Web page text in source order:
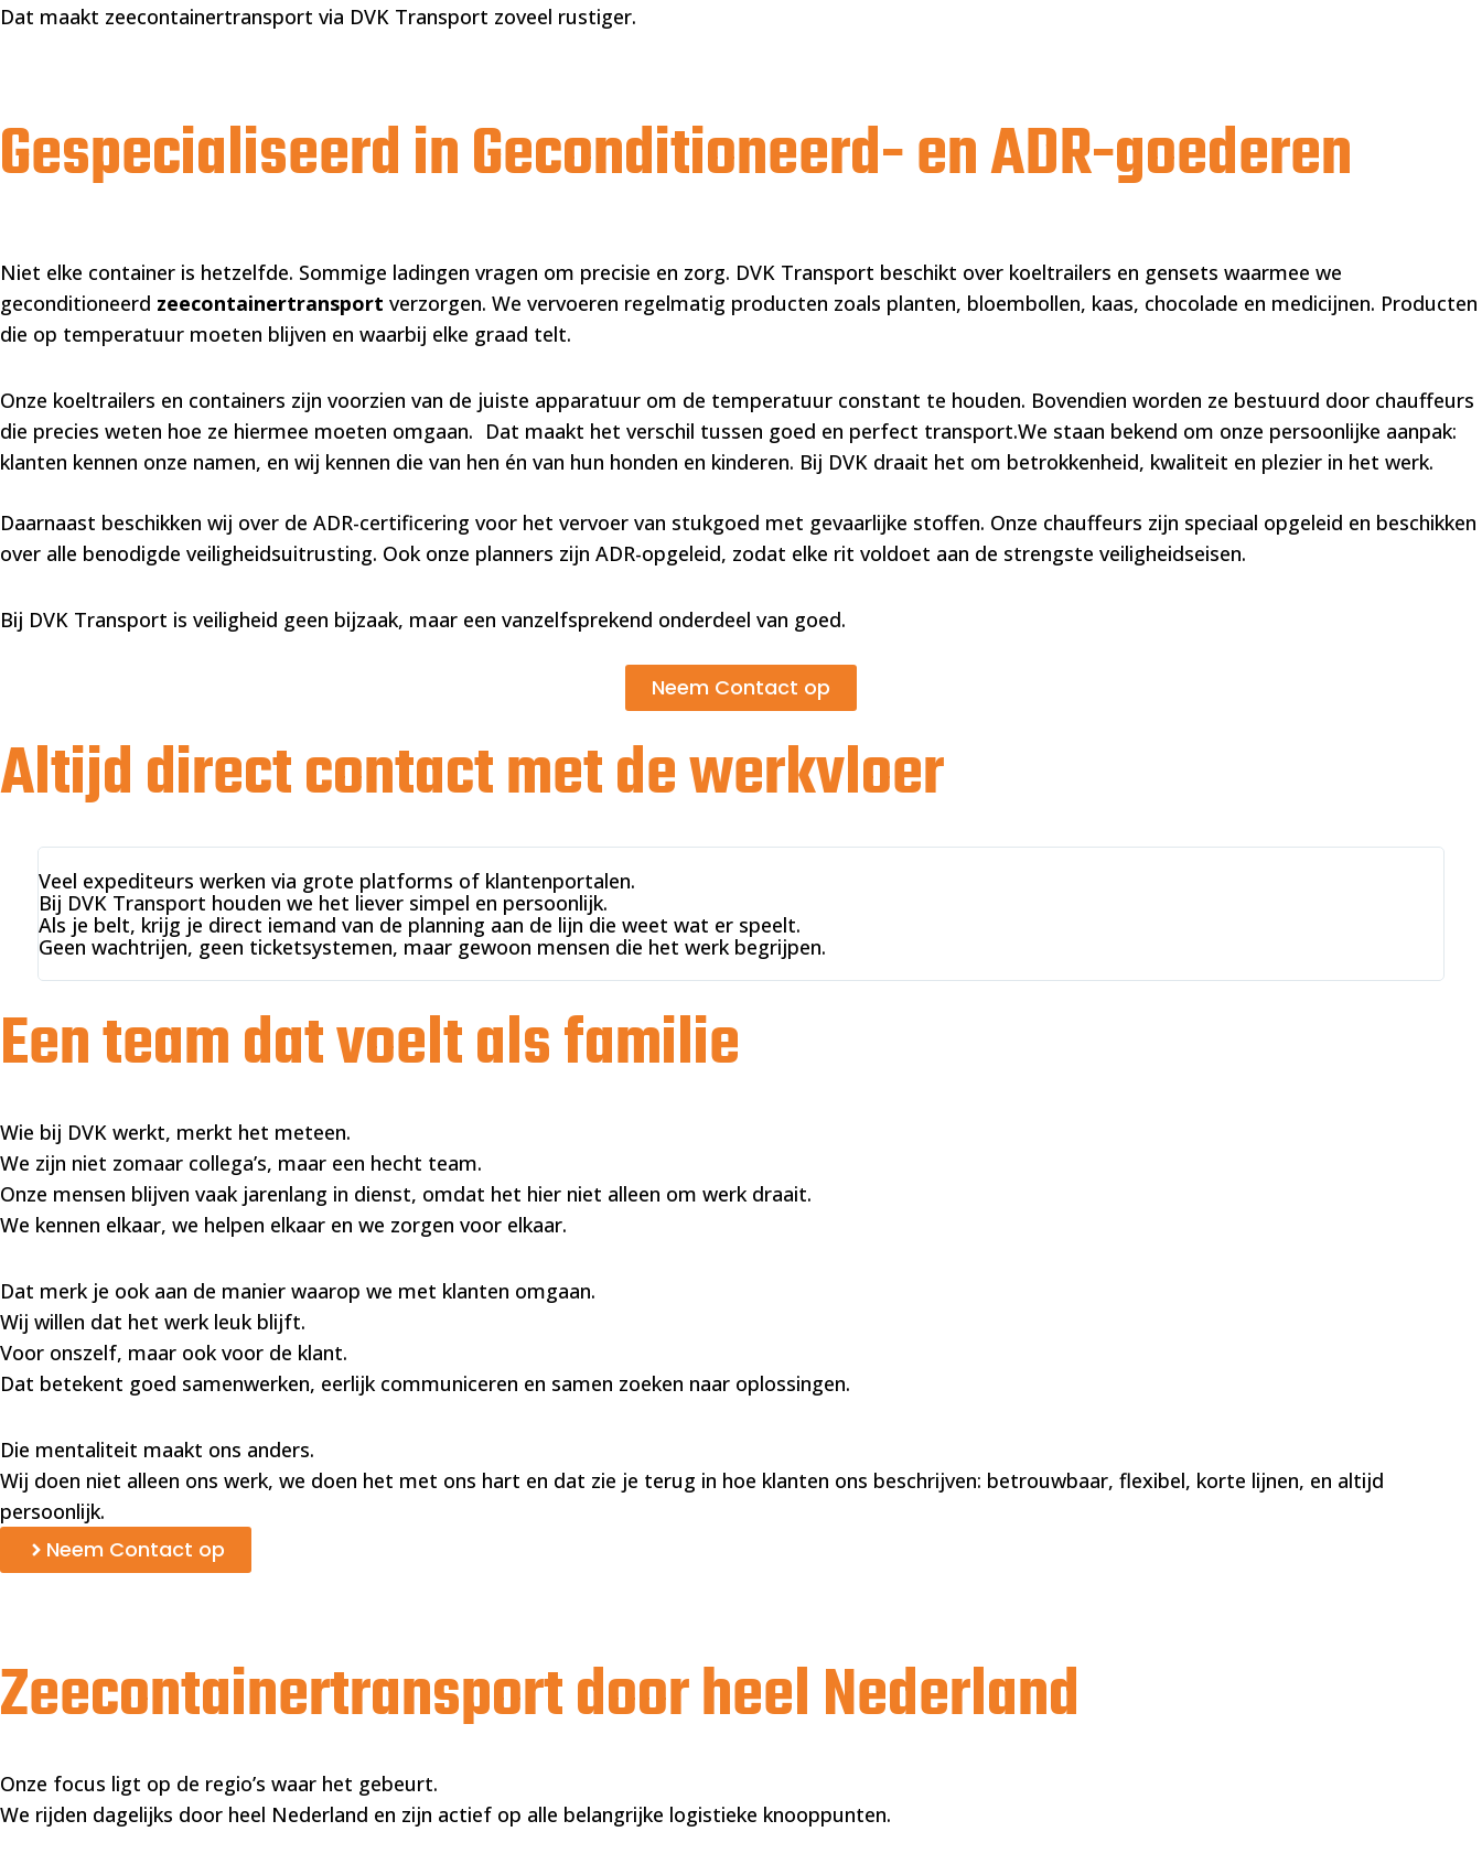
Dat maakt zeecontainertransport via DVK Transport zoveel rustiger.
Gespecialiseerd in Geconditioneerd- en ADR-goederen
Niet elke container is hetzelfde. Sommige ladingen vragen om precisie en zorg. DVK Transport beschikt over koeltrailers en gensets waarmee we
geconditioneerd zeecontainertransport verzorgen. We vervoeren regelmatig producten zoals planten, bloembollen, kaas, chocolade en medicijnen. Producten
die op temperatuur moeten blijven en waarbij elke graad telt.
Onze koeltrailers en containers zijn voorzien van de juiste apparatuur om de temperatuur constant te houden. Bovendien worden ze bestuurd door chauffeurs
die precies weten hoe ze hiermee moeten omgaan. Dat maakt het verschil tussen goed en perfect transport.We staan bekend om onze persoonlijke aanpak:
klanten kennen onze namen, en wij kennen die van hen én van hun honden en kinderen. Bij DVK draait het om betrokkenheid, kwaliteit en plezier in het werk.
Daarnaast beschikken wij over de ADR-certificering voor het vervoer van stukgoed met gevaarlijke stoffen. Onze chauffeurs zijn speciaal opgeleid en beschikken
over alle benodigde veiligheidsuitrusting. Ook onze planners zijn ADR-opgeleid, zodat elke rit voldoet aan de strengste veiligheidseisen.
Bij DVK Transport is veiligheid geen bijzaak, maar een vanzelfsprekend onderdeel van goed.
Neem Contact op
Altijd direct contact met de werkvloer
Veel expediteurs werken via grote platforms of klantenportalen.
Bij DVK Transport houden we het liever simpel en persoonlijk.
Als je belt, krijg je direct iemand van de planning aan de lijn die weet wat er speelt.
Geen wachtrijen, geen ticketsystemen, maar gewoon mensen die het werk begrijpen.
Een team dat voelt als familie
Wie bij DVK werkt, merkt het meteen.
We zijn niet zomaar collega’s, maar een hecht team.
Onze mensen blijven vaak jarenlang in dienst, omdat het hier niet alleen om werk draait.
We kennen elkaar, we helpen elkaar en we zorgen voor elkaar.
Dat merk je ook aan de manier waarop we met klanten omgaan.
Wij willen dat het werk leuk blijft.
Voor onszelf, maar ook voor de klant.
Dat betekent goed samenwerken, eerlijk communiceren en samen zoeken naar oplossingen.
Die mentaliteit maakt ons anders.
Wij doen niet alleen ons werk, we doen het met ons hart en dat zie je terug in hoe klanten ons beschrijven: betrouwbaar, flexibel, korte lijnen, en altijd
persoonlijk.
Neem Contact op
Zeecontainertransport door heel Nederland
Onze focus ligt op de regio’s waar het gebeurt.
We rijden dagelijks door heel Nederland en zijn actief op alle belangrijke logistieke knooppunten.